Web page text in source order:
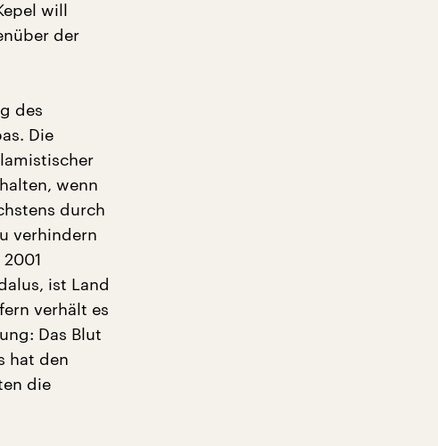
will
der
des
Die
wenn
durch
verhindern
ist Land
verhält es
Das Blut
hat den
die